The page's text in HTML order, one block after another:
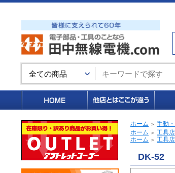
ホーム ＞ 手動
ホーム ＞ 工具
ホーム ＞ 工具
DK-52